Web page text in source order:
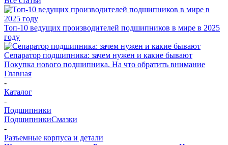
Топ-10 ведущих производителей подшипников в мире в 2025
году
Сепаратор подшипника: зачем нужен и какие бывают
Покупка нового подшипника. На что обратить внимание
Главная
-
Каталог
-
Подшипники
ПодшипникиСмазки
-
Разъемные корпуса и детали